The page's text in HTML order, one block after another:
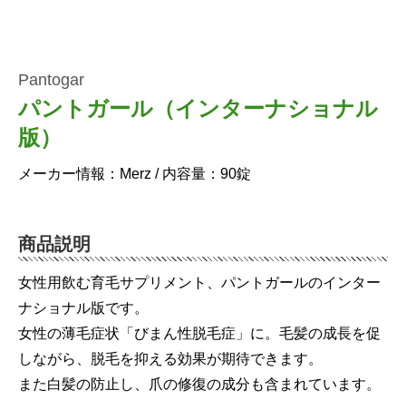
Pantogar
パントガール（インターナショナル
版）
メーカー情報：Merz / 内容量：90錠
商品説明
女性用飲む育毛サプリメント、パントガールのインター
ナショナル版です。
女性の薄毛症状「びまん性脱毛症」に。毛髪の成長を促
しながら、脱毛を抑える効果が期待できます。
また白髪の防止し、爪の修復の成分も含まれています。